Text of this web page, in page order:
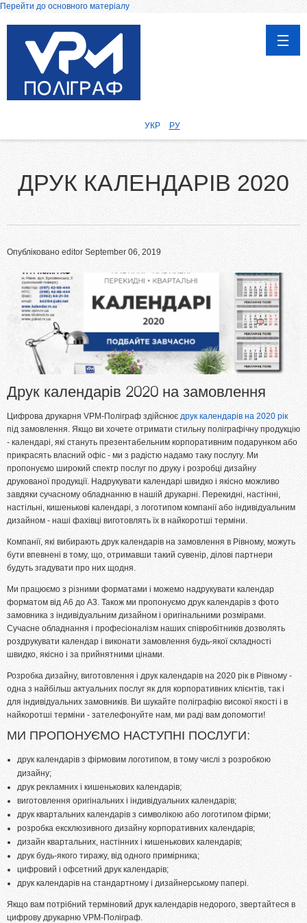
Перейти до основного матеріалу
ГОЛОВНА
Календарі
Воблери
Бірки та етикетки
Блокноти
Бланки, Журнали
Флаєри, буклети, листівки
Пластикові картки
Папки
Наклейки, стікери
Меню
Книги, брошури, методичні посібники
ПОСЛУГИ
Брошурування
Бігування
Висічка
Ламінування
Різограф
Тиснення
Цифровий друк
Широкоформатний друк
Офсетний друк
Дизайн
ПОРТФОЛІО
ОПЛАТА І ДОСТАВКА
СТАТТІ
ПРАЙСИ
УКР РУ
ДРУК КАЛЕНДАРІВ 2020
Опубліковано editor September 06, 2019
Друк календарів 2020 на замовлення
Цифрова друкарня VPM-Поліграф здійснює друк календарів на 2020 рік
під замовлення. Якщо ви хочете отримати стильну поліграфічну продукцію
- календарі, які стануть презентабельним корпоративним подарунком або
прикрасять власний офіс - ми з радістю надамо таку послугу. Ми
пропонуємо широкий спектр послуг по друку і розробці дизайну
друкованої продукції. Надрукувати календарі швидко і якісно можливо
завдяки сучасному обладнанню в нашій друкарні. Перекидні, настінні,
настільні, кишенькові календарі, з логотипом компанії або індивідуальним
дизайном - наші фахівці виготовлять їх в найкоротші терміни.
Компанії, які вибирають друк календарів на замовлення в Рівному, можуть
бути впевнені в тому, що, отримавши такий сувенір, ділові партнери
будуть згадувати про них щодня.
Ми працюємо з різними форматами і можемо надрукувати календар
форматом від А6 до А3. Також ми пропонуємо друк календарів з фото
замовника з індивідуальним дизайном і оригінальними розмірами.
Сучасне обладнання і професіоналізм наших співробітників дозволять
роздрукувати календар і виконати замовлення будь-якої складності
швидко, якісно і за прийнятними цінами.
Розробка дизайну, виготовлення і друк календарів на 2020 рік в Рівному -
одна з найбільш актуальних послуг як для корпоративних клієнтів, так і
для індивідуальних замовників. Ви шукайте поліграфію високої якості і в
найкоротші терміни - зателефонуйте нам, ми раді вам допомогти!
МИ ПРОПОНУЄМО НАСТУПНІ ПОСЛУГИ:
друк календарів з фірмовим логотипом, в тому числі з розробкою
дизайну;
друк рекламних і кишенькових календарів;
виготовлення оригінальних і індивідуальних календарів;
друк квартальних календарів з символікою або логотипом фірми;
розробка ексклюзивного дизайну корпоративних календарів;
дизайн квартальних, настінних і кишенькових календарів;
друк будь-якого тиражу, від одного примірника;
цифровий і офсетний друк календарів;
друк календарів на стандартному і дизайнерському папері.
Якщо вам потрібний терміновий друк календарів недорого, звертайтеся в
цифрову друкарню VPM-Поліграф.